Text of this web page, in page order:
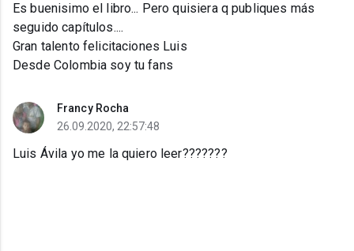
Es buenisimo el libro... Pero quisiera q publiques más
seguido capítulos....
Gran talento felicitaciones Luis
Desde Colombia soy tu fans
Francy Rocha
26.09.2020, 22:57:48
Luis Ávila yo me la quiero leer???????